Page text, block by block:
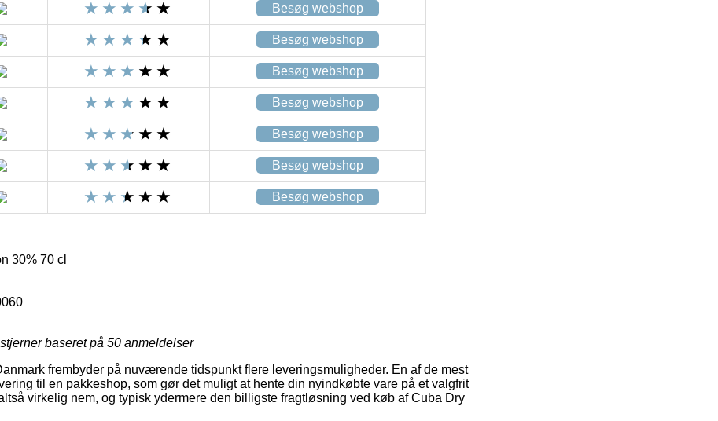
Besøg webshop
Besøg webshop
Besøg webshop
Besøg webshop
Besøg webshop
Besøg webshop
Besøg webshop
30% 70 cl
baseret på 50 anmeldelser
frembyder på nuværende tidspunkt flere leveringsmuligheder. En af de mest
til en pakkeshop, som gør det muligt at hente din nyindkøbte vare på et valgfrit
virkelig nem, og typisk ydermere den billigste fragtløsning ved køb af Cuba Dry